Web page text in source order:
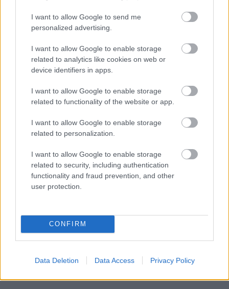
I want to allow Google to send me
personalized advertising.
I want to allow Google to enable storage
related to analytics like cookies on web or
device identifiers in apps.
I want to allow Google to enable storage
related to functionality of the website or app.
I want to allow Google to enable storage
related to personalization.
I want to allow Google to enable storage
related to security, including authentication
functionality and fraud prevention, and other
user protection.
CONFIRM
Data Deletion Data Access Privacy Policy